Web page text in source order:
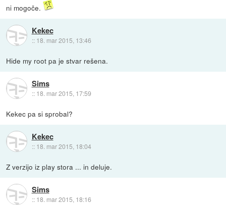
ni mogoče.
Kekec
:: 18. mar 2015, 13:46
Hide my root pa je stvar rešena.
Sims
:: 18. mar 2015, 17:59
Kekec pa si sprobal?
Kekec
:: 18. mar 2015, 18:04
Z verzijo iz play stora ... in deluje.
Sims
:: 18. mar 2015, 18:16